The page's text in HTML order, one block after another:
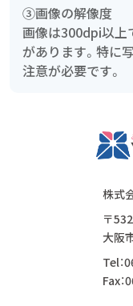
③画像の解像度
画像は300dpi以上
があります。特に
注意が必要です。
株式
〒
大阪
Tel：
Fax